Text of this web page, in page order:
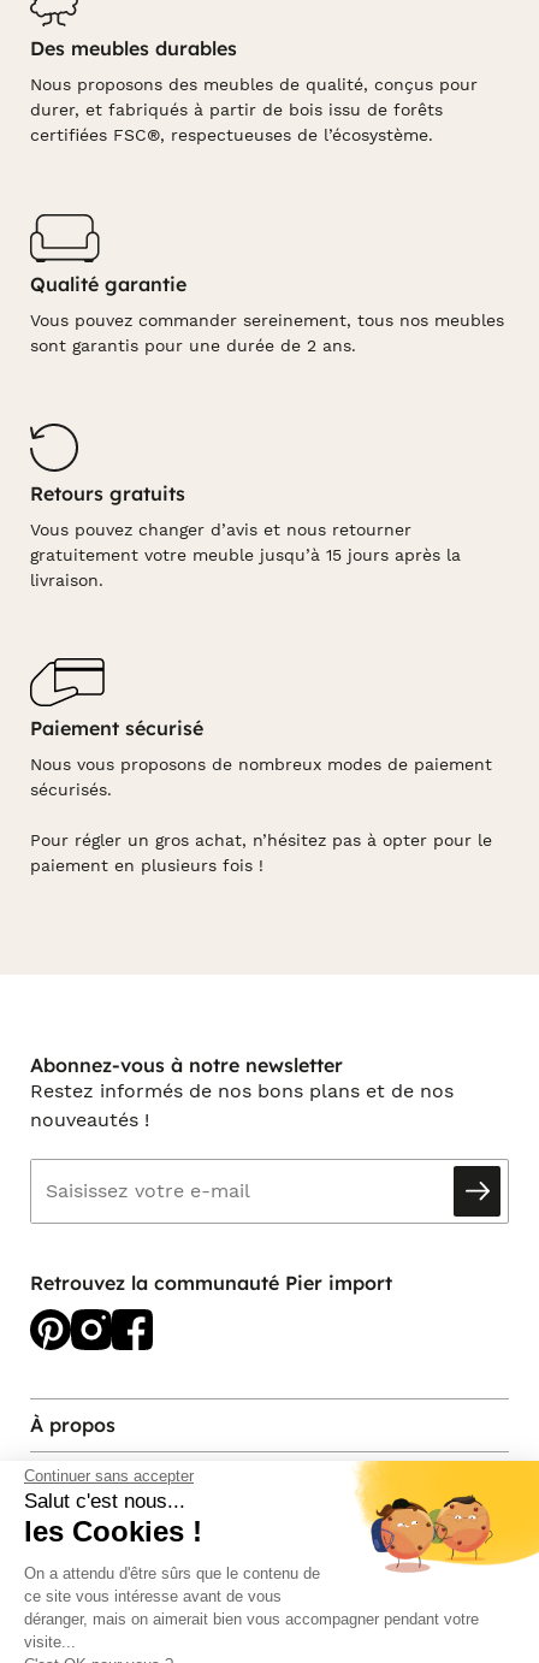
Continuer sans accepter
Salut c'est nous...
les Cookies !
On a attendu d'être sûrs que le contenu de
ce site vous intéresse avant de vous
déranger, mais on aimerait bien vous accompagner pendant votre
visite...
Des meubles durables
Nous proposons des meubles de qualité, conçus pour
durer, et fabriqués à partir de bois issu de forêts
certifiées FSC®, respectueuses de l’écosystème.
Qualité garantie
Vous pouvez commander sereinement, tous nos meubles
sont garantis pour une durée de 2 ans.
Retours gratuits
Vous pouvez changer d’avis et nous retourner
gratuitement votre meuble jusqu’à 15 jours après la
livraison.
Paiement sécurisé
Nous vous proposons de nombreux modes de paiement
sécurisés.
Pour régler un gros achat, n’hésitez pas à opter pour le
paiement en plusieurs fois !
Abonnez-vous à notre newsletter
Restez informés de nos bons plans et de nos
nouveautés !
Retrouvez la communauté Pier import
À propos
Services et contact
Magasins et Showrooms
Modes de paiement acceptés